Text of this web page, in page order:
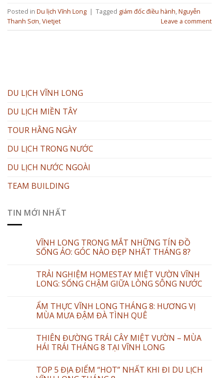
Posted in Du lịch Vĩnh Long | Tagged giám đốc điều hành,Nguyễn
Thanh Sơn,Vietjet Leave a comment
DU LỊCH VĨNH LONG
DU LỊCH MIỀN TÂY
TOUR HẰNG NGÀY
DU LỊCH TRONG NƯỚC
DU LỊCH NƯỚC NGOÀI
TEAM BUILDING
TIN MỚI NHẤT
VĨNH LONG TRONG MẮT NHỮNG TÍN ĐỒ
SỐNG ẢO: GÓC NÀO ĐẸP NHẤT THÁNG 8?
TRẢI NGHIỆM HOMESTAY MIỆT VƯỜN VĨNH
LONG: SỐNG CHẬM GIỮA LÒNG SÔNG NƯỚC
ẨM THỰC VĨNH LONG THÁNG 8: HƯƠNG VỊ
MÙA MƯA ĐẬM ĐÀ TÌNH QUÊ
THIÊN ĐƯỜNG TRÁI CÂY MIỆT VƯỜN – MÙA
HÁI TRÁI THÁNG 8 TẠI VĨNH LONG
TOP 5 ĐỊA ĐIỂM “HOT” NHẤT KHI ĐI DU LỊCH